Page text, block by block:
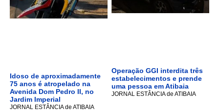
Idoso de aproximadamente
75 anos é atropelado na
Avenida Dom Pedro II, no
Jardim Imperial
JORNAL ESTÂNCIA de ATIBAIA
Operação GGI interdita três
estabelecimentos e prende
uma pessoa em Atibaia
JORNAL ESTÂNCIA de ATIBAIA